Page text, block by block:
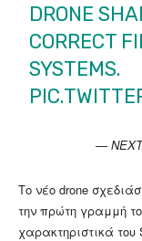
DRONE
CORRECT
SYSTEMS.
—
Το νέο drone
την πρώτη γραμμή
χαρακτηριστικά